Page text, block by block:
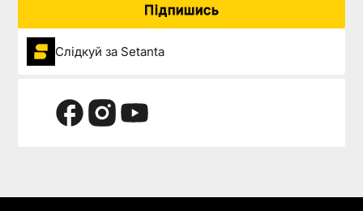
Підпишись
Слідкуй за Setanta